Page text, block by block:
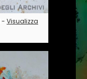
- Visualizza